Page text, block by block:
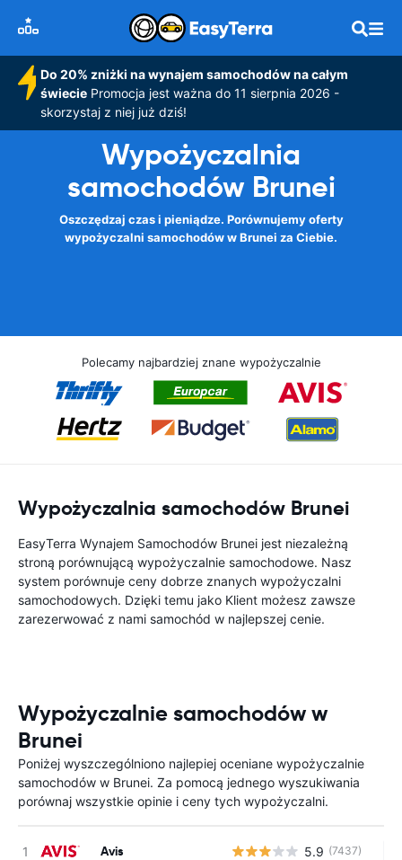
Do 20% zniżki na wynajem samochodów na całym
świeciePromocja jest ważna do 11 sierpnia 2026 -
skorzystaj z niej już dziś!
Wypożyczalnia
samochodów Brunei
Oszczędzaj czas i pieniądze. Porównujemy oferty
wypożyczalni samochodów w Brunei za Ciebie.
Polecamy najbardziej znane wypożyczalnie
Wypożyczalnia samochodów Brunei
EasyTerra Wynajem Samochodów Brunei jest niezależną
stroną porównującą wypożyczalnie samochodowe. Nasz
system porównuje ceny dobrze znanych wypożyczalni
samochodowych. Dzięki temu jako Klient możesz zawsze
zarezerwować z nami samochód w najlepszej cenie.
Wypożyczalnie samochodów w
Brunei
Poniżej wyszczególniono najlepiej oceniane wypożyczalnie
samochodów w Brunei. Za pomocą jednego wyszukiwania
porównaj wszystkie opinie i ceny tych wypożyczalni.
Avis 5.9 (7437)